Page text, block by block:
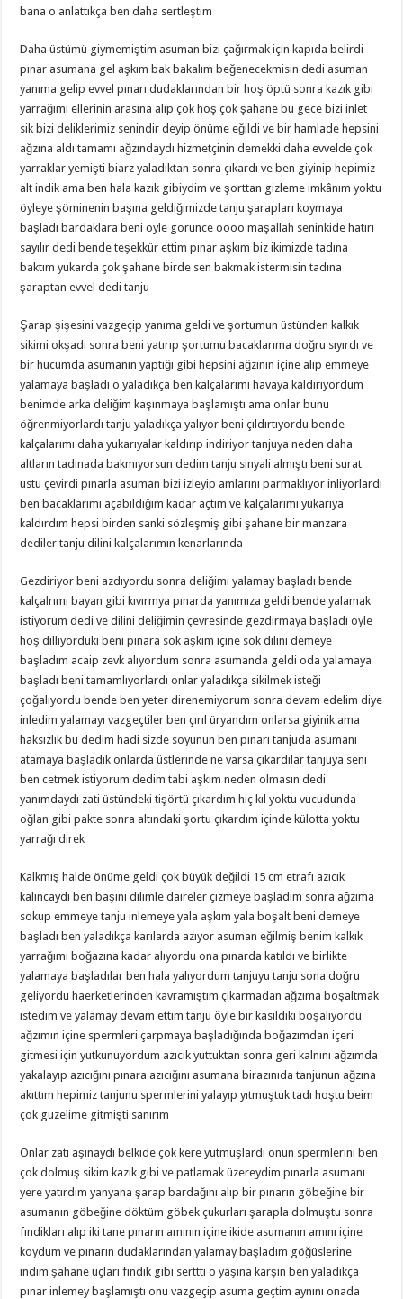
bana o anlattıkça ben daha sertleştim
Daha üstümü giymemiştim asuman bizi çağırmak için kapıda belirdi
pınar asumana gel aşkım bak bakalım beğenecekmisin dedi asuman
yanıma gelip evvel pınarı dudaklarından bir hoş öptü sonra kazık gibi
yarrağımı ellerinin arasına alıp çok hoş çok şahane bu gece bizi inlet
sik bizi deliklerimiz senindir deyip önüme eğildi ve bir hamlade hepsini
ağzına aldı tamamı ağzındaydı hizmetçinin demekki daha evvelde çok
yarraklar yemişti biarz yaladıktan sonra çıkardı ve ben giyinip hepimiz
alt indik ama ben hala kazık gibiydim ve şorttan gizleme imkânım yoktu
öyleye şöminenin başına geldiğimizde tanju şarapları koymaya
başladı bardaklara beni öyle görünce oooo maşallah seninkide hatırı
sayılır dedi bende teşekkür ettim pınar aşkım biz ikimizde tadına
baktım yukarda çok şahane birde sen bakmak istermisin tadına
şaraptan evvel dedi tanju
Şarap şişesini vazgeçip yanıma geldi ve şortumun üstünden kalkık
sikimi okşadı sonra beni yatırıp şortumu bacaklarıma doğru sıyırdı ve
bir hücumda asumanın yaptığı gibi hepsini ağzının içine alıp emmeye
yalamaya başladı o yaladıkça ben kalçalarımı havaya kaldırıyordum
benimde arka deliğim kaşınmaya başlamıştı ama onlar bunu
öğrenmiyorlardı tanju yaladıkça yalıyor beni çıldırtıyordu bende
kalçalarımı daha yukarıyalar kaldırıp indiriyor tanjuya neden daha
altların tadınada bakmıyorsun dedim tanju sinyali almıştı beni surat
üstü çevirdi pınarla asuman bizi izleyip amlarını parmaklıyor inliyorlardı
ben bacaklarımı açabildiğim kadar açtım ve kalçalarımı yukarıya
kaldırdım hepsi birden sanki sözleşmiş gibi şahane bir manzara
dediler tanju dilini kalçalarımın kenarlarında
Gezdiriyor beni azdıyordu sonra deliğimi yalamay başladı bende
kalçalrımı bayan gibi kıvırmya pınarda yanımıza geldi bende yalamak
istiyorum dedi ve dilini deliğimin çevresinde gezdirmaya başladı öyle
hoş dilliyorduki beni pınara sok aşkım içine sok dilini demeye
başladım acaip zevk alıyordum sonra asumanda geldi oda yalamaya
başladı beni tamamlıyorlardı onlar yaladıkça sikilmek isteği
çoğalıyordu bende ben yeter direnemiyorum sonra devam edelim diye
inledim yalamayı vazgeçtiler ben çırıl üryandım onlarsa giyinik ama
haksızlık bu dedim hadi sizde soyunun ben pınarı tanjuda asumanı
atamaya başladık onlarda üstlerinde ne varsa çıkardılar tanjuya seni
ben cetmek istiyorum dedim tabi aşkım neden olmasın dedi
yanımdaydı zati üstündeki tişörtü çıkardım hiç kıl yoktu vucudunda
oğlan gibi pakte sonra altındaki şortu çıkardım içinde külotta yoktu
yarrağı direk
Kalkmış halde önüme geldi çok büyük değildi 15 cm etrafı azıcık
kalıncaydı ben başını dilimle daireler çizmeye başladım sonra ağzıma
sokup emmeye tanju inlemeye yala aşkım yala boşalt beni demeye
başladı ben yaladıkça karılarda azıyor asuman eğilmiş benim kalkık
yarrağımı boğazına kadar alıyordu ona pınarda katıldı ve birlikte
yalamaya başladılar ben hala yalıyordum tanjuyu tanju sona doğru
geliyordu haerketlerinden kavramıştım çıkarmadan ağzıma boşaltmak
istedim ve yalamay devam ettim tanju öyle bir kasıldıki boşalıyordu
ağzımın içine spermleri çarpmaya başladığında boğazımdan içeri
gitmesi için yutkunuyordum azıcık yuttuktan sonra geri kalnını ağzımda
yakalayıp azıcığını pınara azıcığını asumana birazınıda tanjunun ağzına
akıttım hepimiz tanjunu spermlerini yalayıp yıtmuştuk tadı hoştu beim
çok güzelime gitmişti sanırım
Onlar zati aşinaydı belkide çok kere yutmuşlardı onun spermlerini ben
çok dolmuş sikim kazık gibi ve patlamak üzereydim pınarla asumanı
yere yatırdım yanyana şarap bardağını alıp bir pınarın göbeğine bir
asumanın göbeğine döktüm göbek çukurları şarapla dolmuştu sonra
fındikları alıp iki tane pınarın amının içine ikide asumanın amını içine
koydum ve pınarın dudaklarından yalamay başladım göğüslerine
indim şahane uçları fındık gibi serttti o yaşına karşın ben yaladıkça
pınar inlemey başlamıştı onu vazgeçip asuma geçtim aynını onada